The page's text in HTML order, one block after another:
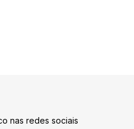
nas redes sociais